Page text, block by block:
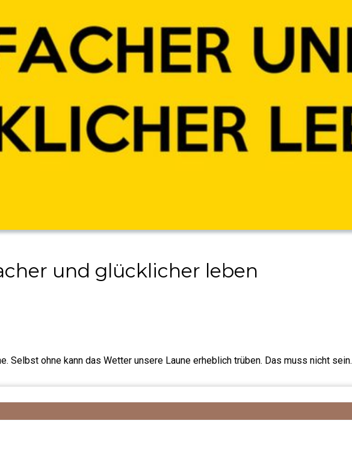
und glücklicher leben
Selbst ohne kann das Wetter unsere Laune erheblich trüben. Das muss nicht sein.